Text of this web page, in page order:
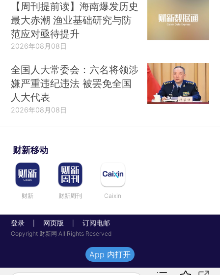
【周刊提前读】海南爆发历史
最大赤潮 渔业基础研究与防
范应对亟待提升
2026年08月08日
全国人大常委会：六名将领涉
嫌严重违纪违法 被罢免全国
人大代表
2026年08月08日
财新移动
财新 财新周刊 Caixin
登录 网页版 订阅电邮
Copyright 财新网 All Rights Reserved
App 内打开